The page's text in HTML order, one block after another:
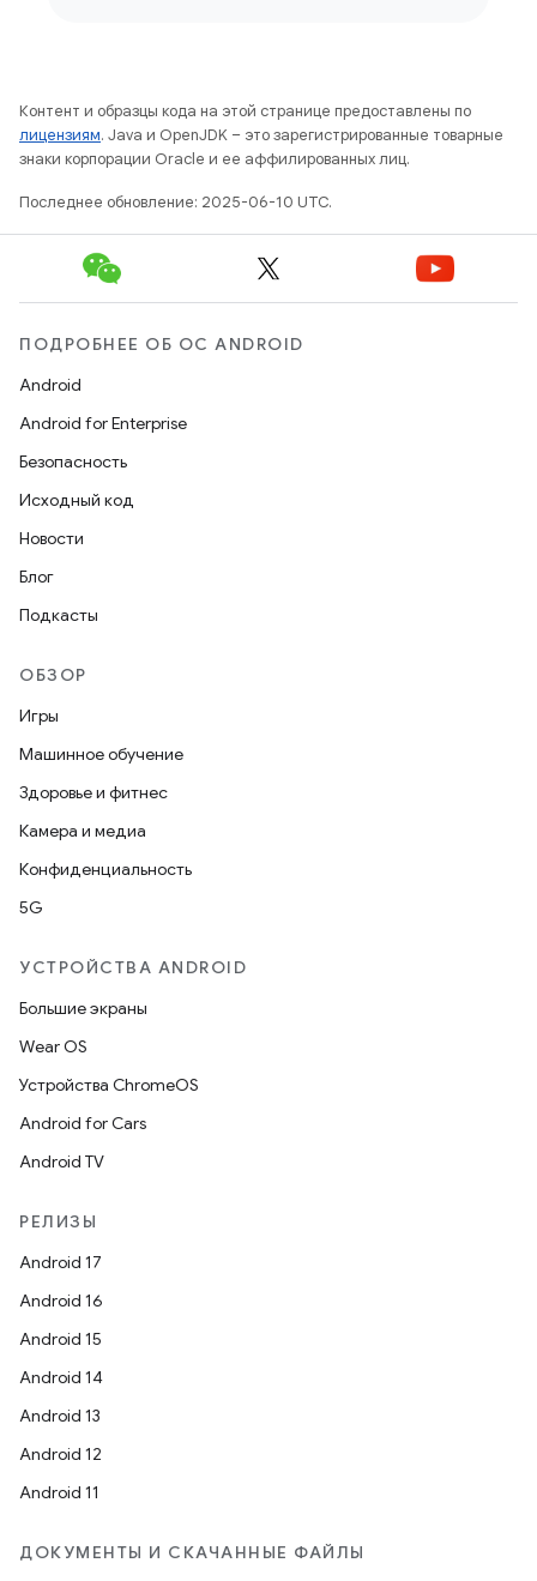
Контент и образцы кода на этой странице предоставлены по
лицензиям. Java и OpenJDK – это зарегистрированные товарные
знаки корпорации Oracle и ее аффилированных лиц.
Последнее обновление: 2025-06-10 UTC.
ПОДРОБНЕЕ ОБ ОС ANDROID
Android
Android for Enterprise
Безопасность
Исходный код
Новости
Блог
Подкасты
ОБЗОР
Игры
Машинное обучение
Здоровье и фитнес
Камера и медиа
Конфиденциальность
5G
УСТРОЙСТВА ANDROID
Большие экраны
Wear OS
Устройства ChromeOS
Android for Cars
Android TV
РЕЛИЗЫ
Android 17
Android 16
Android 15
Android 14
Android 13
Android 12
Android 11
ДОКУМЕНТЫ И СКАЧАННЫЕ ФАЙЛЫ